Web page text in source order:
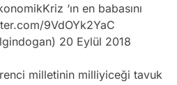
‘ın en babasını
9VdOYk2YaC
20 Eylül 2018
milletinin milliyiceği tavuk